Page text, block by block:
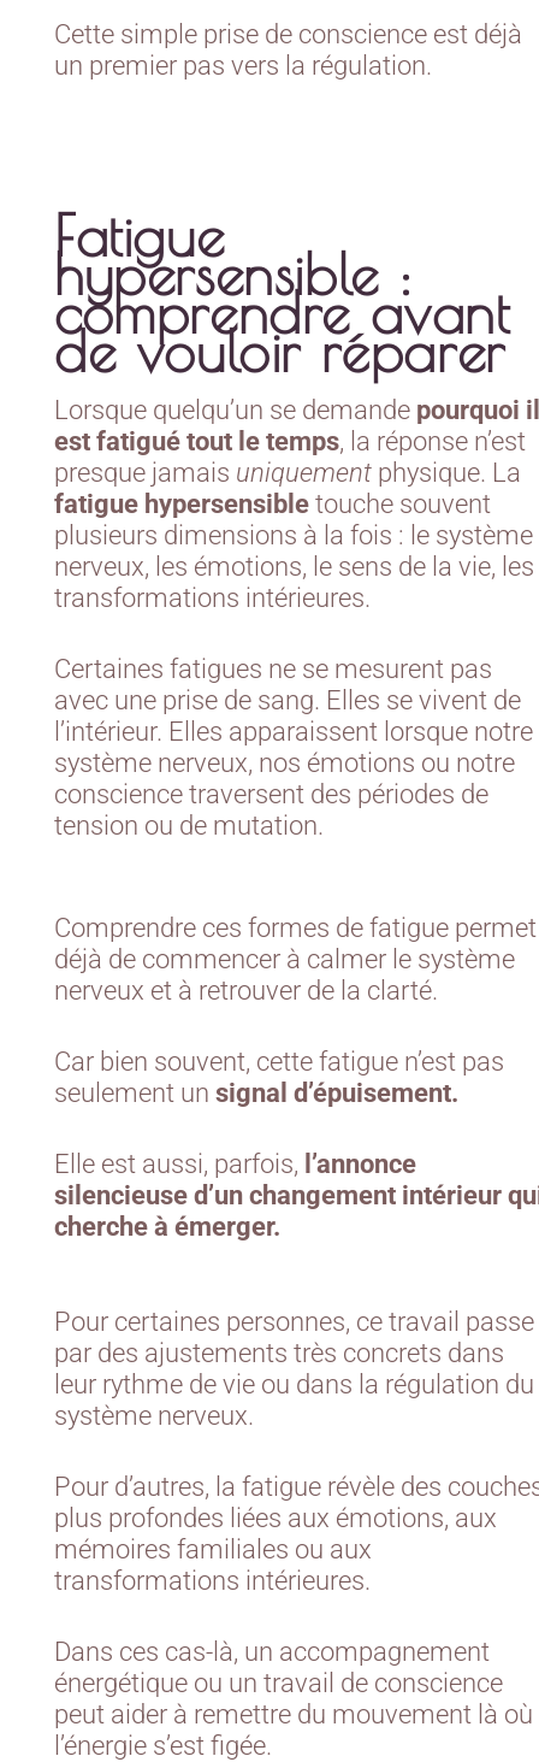
Cette simple prise de conscience est déjà
un premier pas vers la régulation.
Fatigue
hypersensible :
comprendre avant
de vouloir réparer
Lorsque quelqu’un se demande pourquoi il
est fatigué tout le temps, la réponse n’est
presque jamais uniquement physique. La
fatigue hypersensible touche souvent
plusieurs dimensions à la fois : le système
nerveux, les émotions, le sens de la vie, les
transformations intérieures.
Certaines fatigues ne se mesurent pas
avec une prise de sang. Elles se vivent de
l’intérieur. Elles apparaissent lorsque notre
système nerveux, nos émotions ou notre
conscience traversent des périodes de
tension ou de mutation.
Comprendre ces formes de fatigue permet
déjà de commencer à calmer le système
nerveux et à retrouver de la clarté.
Car bien souvent, cette fatigue n’est pas
seulement un signal d’épuisement.
Elle est aussi, parfois, l’annonce
silencieuse d’un changement intérieur
cherche à émerger.
Pour certaines personnes, ce travail passe
par des ajustements très concrets dans
leur rythme de vie ou dans la régulation du
système nerveux.
Pour d’autres, la fatigue révèle des
plus profondes liées aux émotions, aux
mémoires familiales ou aux
transformations intérieures.
Dans ces cas-là, un accompagnement
énergétique ou un travail de conscience
peut aider à remettre du mouvement là où
l’énergie s’est figée.